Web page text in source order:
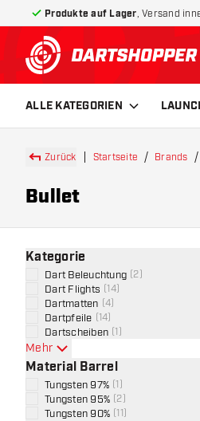
Produkte auf Lager , Versand
zurück zur
ALLE KATEGORIEN
Zurück Startseite Brands
Bullet
Kategorie
Dart Beleuchtung 2
Dart Flights 14)
Dartmatten 4
Dartpfeile 14
Dartscheiben 1
Mehr
Material Barrel
Tungsten 97% 1
Tungsten 95% 2
Tungsten 90% 11